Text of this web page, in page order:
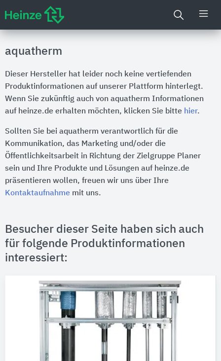
aquatherm
Dieser Hersteller hat leider noch keine vertiefenden
Produktinformationen auf unserer Plattform hinterlegt.
Wenn Sie zukünftig auch von aquatherm Informationen
auf heinze.de erhalten möchten, klicken Sie bitte hier.
Sollten Sie bei aquatherm verantwortlich für die
Kommunikation, das Marketing und/oder die
Öffentlichkeitsarbeit in Richtung der Zielgruppe Planer
sein und Ihre Produkte und Lösungen auf heinze.de
präsentieren wollen, freuen wir uns über Ihre
Kontaktaufnahme mit uns.
Besucher dieser Seite haben sich auch
für folgende Produktinformationen
interessiert: